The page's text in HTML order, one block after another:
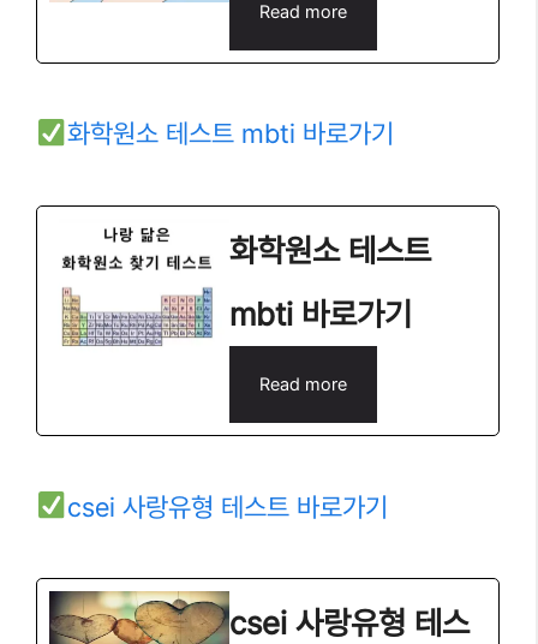
Read more
화학원소 테스트 mbti 바로가기
화학원소 테스트
mbti 바로가기
Read more
csei 사랑유형 테스트 바로가기
csei 사랑유형 테스